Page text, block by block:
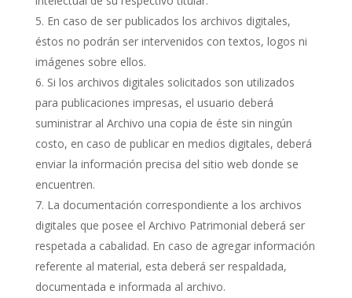
En caso de ser publicados los archivos digitales,
éstos no podrán ser intervenidos con textos, logos ni
imágenes sobre ellos.
Si los archivos digitales solicitados son utilizados
para publicaciones impresas, el usuario deberá
suministrar al Archivo una copia de éste sin ningún
costo, en caso de publicar en medios digitales, deberá
enviar la información precisa del sitio web donde se
encuentren.
La documentación correspondiente a los archivos
digitales que posee el Archivo Patrimonial deberá ser
respetada a cabalidad. En caso de agregar información
referente al material, esta deberá ser respaldada,
documentada e informada al archivo.